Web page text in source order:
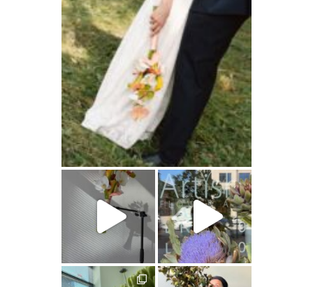
artishokflow artishokflow
artishokflow artishokflow